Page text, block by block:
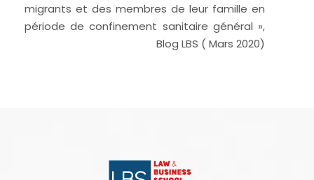
migrants et des membres de leur famille en
période de confinement sanitaire général »,
Blog LBS ( Mars 2020)